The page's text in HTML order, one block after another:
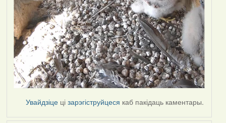
Увайдзіце цізарэгіструйцеся каб пакідаць каментары.